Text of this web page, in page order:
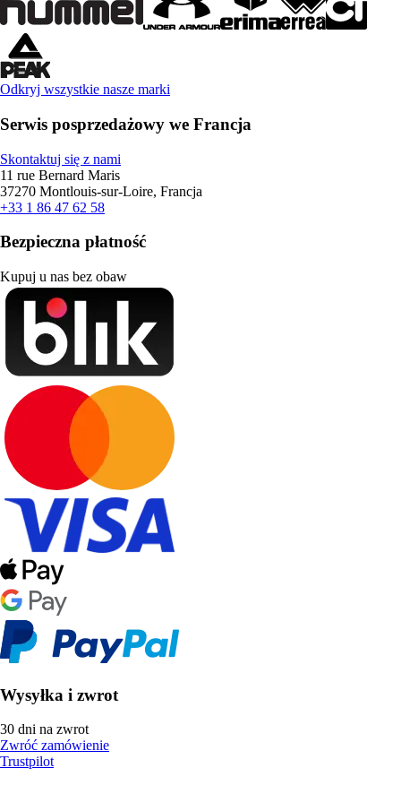
Odkryj wszystkie nasze marki
Serwis posprzedażowy we Francja
Skontaktuj się z nami
11 rue Bernard Maris
37270 Montlouis-sur-Loire, Francja
+33 1 86 47 62 58
Bezpieczna płatność
Kupuj u nas bez obaw
Wysyłka i zwrot
30 dni na zwrot
Zwróć zamówienie
Trustpilot